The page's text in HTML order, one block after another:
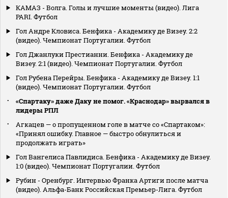
КАМАЗ - Волга. Голы и лучшие моменты (видео). Лига
PARI. Футбол
Гол Андре Кловиса. Бенфика - Академику де Визеу. 2:2
(видео). Чемпионат Португалии. Футбол
Гол Джанлуки Престианни. Бенфика - Академику де
Визеу. 2:1 (видео). Чемпионат Португалии. Футбол
Гол Рубена Перейры. Бенфика - Академику де Визеу. 1:1
(видео). Чемпионат Португалии. Футбол
«Спартаку» даже Даку не помог. «Краснодар» вырвался в
лидеры РПЛ
Агкацев — о пропущенном голе в матче со «Спартаком»:
«Принял ошибку. Главное — быстро обнулиться и
продолжать играть»
Гол Вангелиса Павлидиса. Бенфика - Академику де Визеу.
1:0 (видео). Чемпионат Португалии. Футбол
Рубин - Оренбург. Интервью Франка Артиги после матча
(видео). Альфа-Банк Российская Премьер-Лига. Футбол